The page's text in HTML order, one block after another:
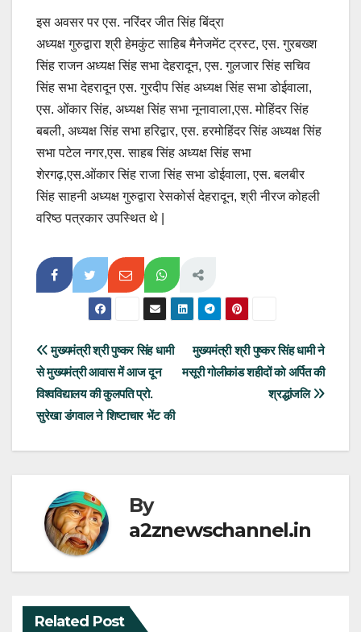
इस अवसर पर एस. नरिंदर जीत सिंह बिंद्रा
अध्यक्ष गुरुद्वारा श्री हेमकुंट साहिब मैनेजमेंट ट्रस्ट, एस. गुरबख्श
सिंह राजन अध्यक्ष सिंह सभा देहरादून, एस. गुलजार सिंह सचिव
सिंह सभा देहरादून एस. गुरदीप सिंह अध्यक्ष सिंह सभा डोईवाला,
एस. ओंकार सिंह, अध्यक्ष सिंह सभा नूनावाला,एस. मोहिंदर सिंह
बबली, अध्यक्ष सिंह सभा हरिद्वार, एस. हरमोहिंदर सिंह अध्यक्ष सिंह
सभा पटेल नगर,एस. साहब सिंह अध्यक्ष सिंह सभा
शेरगढ़,एस.ओंकार सिंह राजा सिंह सभा डोईवाला, एस. बलबीर
सिंह साहनी अध्यक्ष गुरुद्वारा रेसकोर्स देहरादून, श्री नीरज कोहली
वरिष्ठ पत्रकार उपस्थित थे |
Post
navigation
मुख्यमंत्री श्री पुष्कर सिंह धामी ने
मसूरी गोलीकांड शहीदों को अर्पित की
श्रद्धांजलि
मुख्यमंत्री श्री पुष्कर सिंह धामी
से मुख्यमंत्री आवास में आज दून
विश्वविद्यालय की कुलपति प्रो.
सुरेखा डंगवाल ने शिष्टाचार भेंट की
By
a2znewschannel.in
Related Post